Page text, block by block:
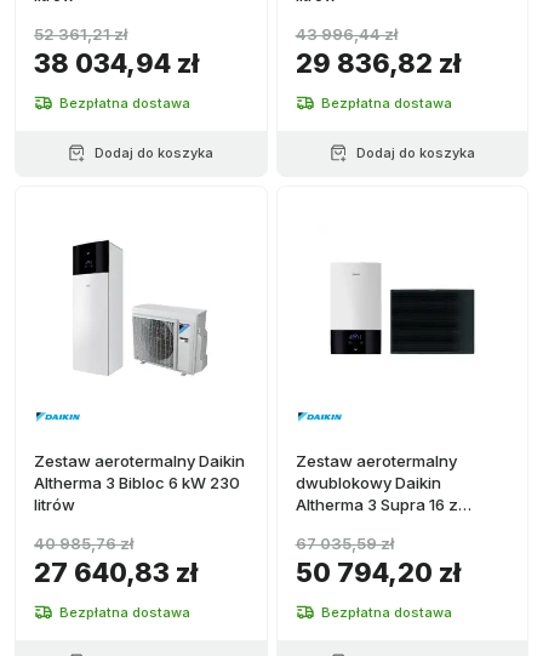
38 034,94 zł
52 361,21 zł
Bezpłatna dostawa
Dodaj do koszyka
29 836,82 zł
43 996,44 zł
Bezpłatna dostawa
Dodaj do koszyka
Zestaw aerotermalny Daikin
Altherma 3 Bibloc 6 kW 230
litrów
27 640,83 zł
40 985,76 zł
Bezpłatna dostawa
Zestaw aerotermalny
dwublokowy Daikin
Altherma 3 Supra 16 z
50 794,20 zł
67 035,59 zł
Bezpłatna dostawa